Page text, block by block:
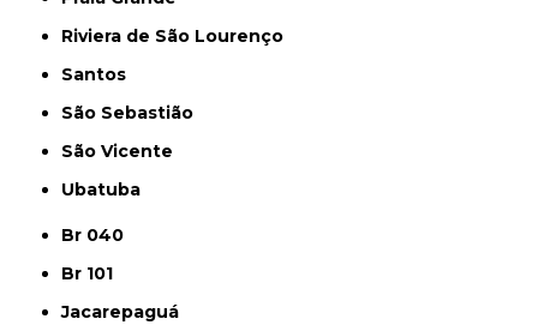
Riviera de São Lourenço
Santos
São Sebastião
São Vicente
Ubatuba
Br 040
Br 101
Jacarepaguá